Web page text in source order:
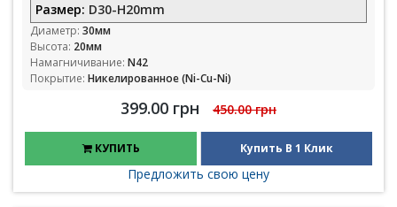
Размер: D30-H20mm
Диаметр: 30мм
Высота: 20мм
Намагничивание: N42
Покрытие: Никелированное (Ni-Cu-Ni)
399.00 грн 450.00 грн
КУПИТЬ Купить В 1 Клик
Предложить свою цену